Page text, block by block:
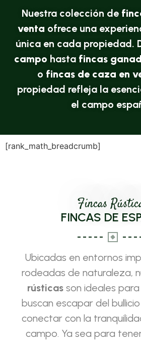
Nuestra colección de
venta ofrece una
única en cada propiedad.
campo hasta fincas
o fincas de caza en
propiedad refleja la
el campo
[rank_math_breadcrumb]
Fincas
FINCAS DE
Ubicadas en entornos
rodeadas de naturaleza,
rústicas son ideales
buscan escapar del
conectar con la
campo. Ya sea para